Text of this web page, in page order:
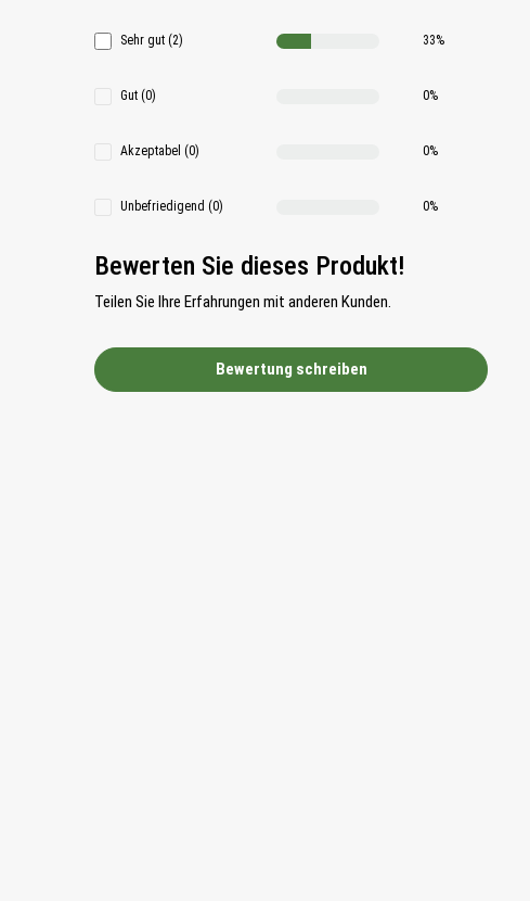
Sehr gut (2) 33%
Gut (0) 0%
Akzeptabel (0) 0%
Unbefriedigend (0) 0%
Bewerten Sie dieses Produkt!
Teilen Sie Ihre Erfahrungen mit anderen Kunden.
Bewertung schreiben